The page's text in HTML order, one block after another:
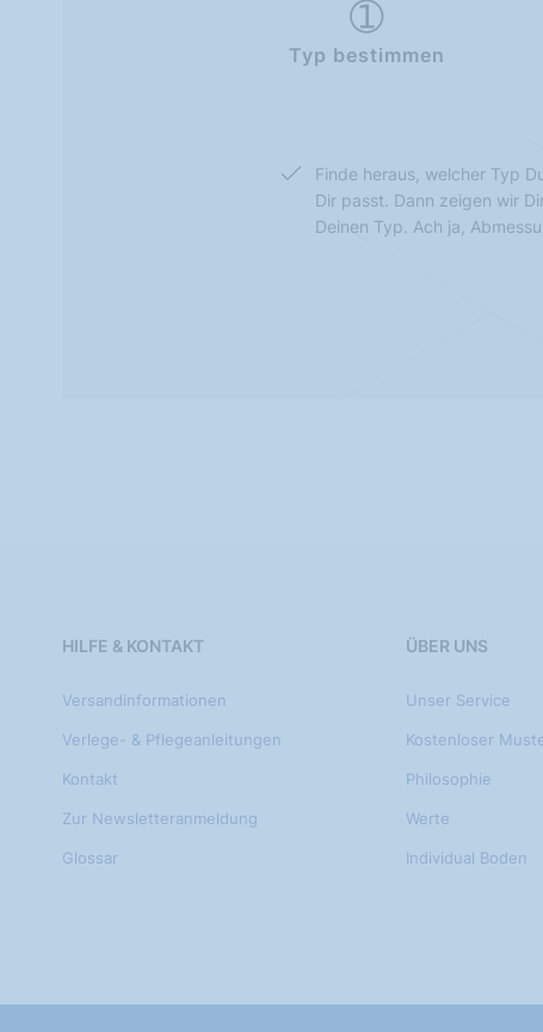
Typ bestimmen
Finde heraus, welcher Typ
Dir passt. Dann zeigen wir
Deinen Typ. Ach ja,
HILFE & KONTAKT
Versandinformationen
Verlege- & Pflegeanleitungen
Kontakt
Zur Newsletteranmeldung
Glossar
ÜBER UNS
Unser Service
Kostenloser
Philosophie
Werte
Individual Boden